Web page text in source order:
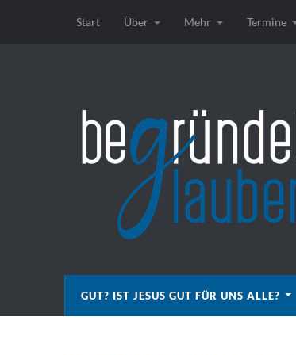
Start Über Mehr Termine
GUT? IST JESUS GUT FÜR UNS ALLE?